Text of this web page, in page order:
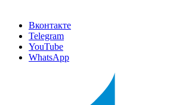
Вконтакте
Telegram
YouTube
WhatsApp